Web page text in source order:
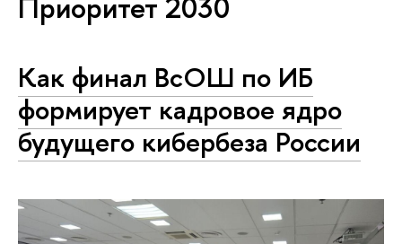
Как финал ВсОШ по ИБ
формирует кадровое ядро
будущего кибербеза России